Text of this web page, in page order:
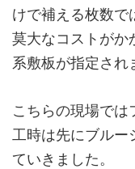
けで補える枚数で
莫大なコストがか
系敷板が指定され
こちらの現場で
工時は先にブルー
ていきました。